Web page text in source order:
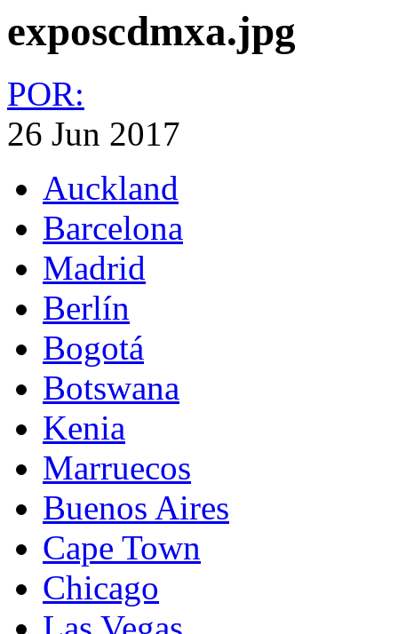
exposcdmxa.jpg
POR:
26 Jun 2017
Auckland
Barcelona
Madrid
Berlín
Bogotá
Botswana
Kenia
Marruecos
Buenos Aires
Cape Town
Chicago